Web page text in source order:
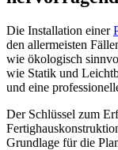
Die Installation einer
den allermeisten
wie ökologisch
wie Statik und
und eine
Der Schlüssel zum
Grundlage für die